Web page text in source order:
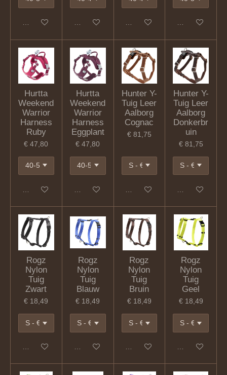
In winkelwagen In winkelwagen In winkelwagen In winkelwagen
Hurtta
Weekend
Warrior
Harness
Ruby
€ 47,80
In winkelwagen
Hurtta
Weekend
Warrior
Harness
Eggplant
€ 47,80
In winkelwagen
Hunter Y-
Tuig Leer
Aalborg
Cognac
€ 81,75
In winkelwagen
Hunter Y-
Tuig Leer
Aalborg
Donkerbr
uin
€ 81,75
In winkelwagen
Rogz
Nylon
Tuig
Zwart
€ 18,49
In winkelwagen
Rogz
Nylon
Tuig
Blauw
€ 18,49
In winkelwagen
Rogz
Nylon
Tuig
Bruin
€ 18,49
In winkelwagen
Rogz
Nylon
Tuig
Geel
€ 18,49
In winkelwagen